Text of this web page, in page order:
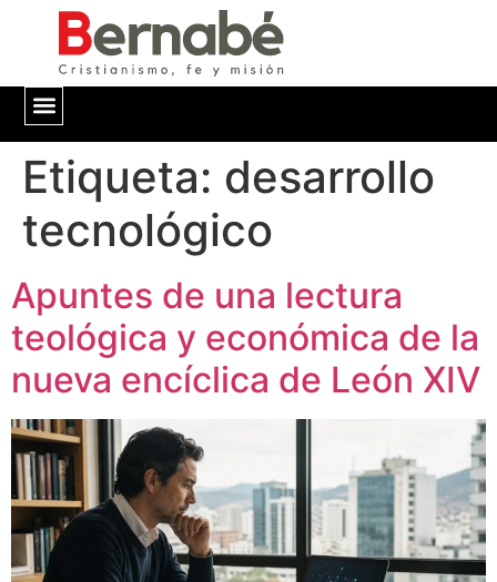
Etiqueta: desarrollo
tecnológico
Apuntes de una lectura
teológica y económica de la
nueva encíclica de León XIV